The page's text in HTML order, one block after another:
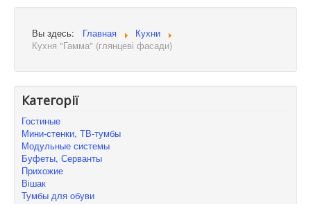
Вы здесь: Главная
Кухни
Кухня "Гамма" (глянцеві фасади)
Категорії
Гостиные
Мини-стенки, ТВ-тумбы
Модульные системы
Буфеты, Серванты
Прихожие
Вішак
Тумбы для обуви